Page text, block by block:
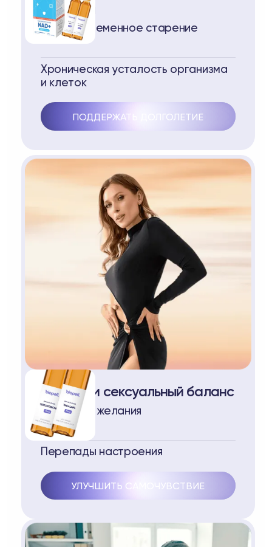
ресурсы
Преждевременное старение
Хроническая усталость организма
и клеток
ПОДДЕРЖАТЬ ДОЛГОЛЕТИЕ
Либидо и сексуальный баланс
Снижение желания
Перепады настроения
УЛУЧШИТЬ САМОЧУВСТВИЕ